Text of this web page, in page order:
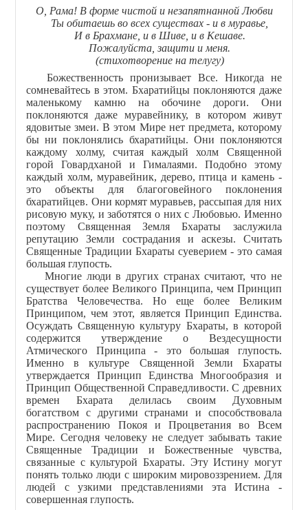
О, Рама! В форме чистой и незапятнанной Любви
Ты обитаешь во всех существах - и в муравье,
И в Брахмане, и в Шиве, и в Кешаве.
Пожалуйста, защити и меня.
(стихотворение на телугу)
Божественность пронизывает Все. Никогда не
сомневайтесь в этом. Бхаратийцы поклоняются даже
маленькому камню на обочине дороги. Они
поклоняются даже муравейнику, в котором живут
ядовитые змеи. В этом Мире нет предмета, которому
бы ни поклонялись бхаратийцы. Они поклоняются
каждому холму, считая каждый холм Священной
горой Говардханой и Гималаями. Подобно этому
каждый холм, муравейник, дерево, птица и камень -
это объекты для благоговейного поклонения
бхаратийцев. Они кормят муравьев, рассыпая для них
рисовую муку, и заботятся о них с Любовью. Именно
поэтому Священная Земля Бхараты заслужила
репутацию Земли сострадания и аскезы. Считать
Священные Традиции Бхараты суеверием - это самая
большая глупость.
Многие люди в других странах считают, что не
существует более Великого Принципа, чем Принцип
Братства Человечества. Но еще более Великим
Принципом, чем этот, является Принцип Единства.
Осуждать Священную культуру Бхараты, в которой
содержится утверждение о Вездесущности
Атмического Принципа - это большая глупость.
Именно в культуре Священной Земли Бхараты
утверждается Принцип Единства Многообразия и
Принцип Общественной Справедливости. С древних
времен Бхарата делилась своим Духовным
богатством с другими странами и способствовала
распространению Покоя и Процветания во Всем
Мире. Сегодня человеку не следует забывать такие
Священные Традиции и Божественные чувства,
связанные с культурой Бхараты. Эту Истину могут
понять только люди с широким мировоззрением. Для
людей с узкими представлениями эта Истина -
совершенная глупость.